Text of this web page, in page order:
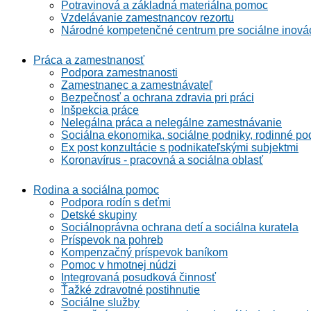
Potravinová a základná materiálna pomoc
Vzdelávanie zamestnancov rezortu
Národné kompetenčné centrum pre sociálne
Práca a zamestnanosť
Podpora zamestnanosti
Zamestnanec a zamestnávateľ
Bezpečnosť a ochrana zdravia pri práci
Inšpekcia práce
Nelegálna práca a nelegálne zamestnávanie
Sociálna ekonomika, sociálne podniky, rodinné
Ex post konzultácie s podnikateľskými subjektmi
Koronavírus - pracovná a sociálna oblasť
Rodina a sociálna pomoc
Podpora rodín s deťmi
Detské skupiny
Sociálnoprávna ochrana detí a sociálna kuratela
Príspevok na pohreb
Kompenzačný príspevok baníkom
Pomoc v hmotnej núdzi
Integrovaná posudková činnosť
Ťažké zdravotné postihnutie
Sociálne služby